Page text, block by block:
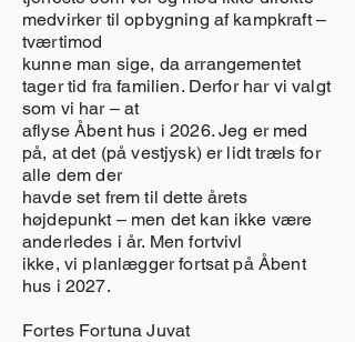
medvirker til opbygning af kampkraft –
tværtimod
kunne man sige, da arrangementet
tager tid fra familien. Derfor har vi valgt
som vi har – at
aflyse Åbent hus i 2026. Jeg er med
på, at det (på vestjysk) er lidt træls for
alle dem der
havde set frem til dette årets
højdepunkt – men det kan ikke være
anderledes i år. Men fortvivl
ikke, vi planlægger fortsat på Åbent
hus i 2027.
Fortes Fortuna Juvat